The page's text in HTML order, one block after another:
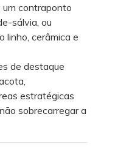
contraponto
sálvia, ou
linho, cerâmica e
de destaque
estratégicas
sobrecarregar a